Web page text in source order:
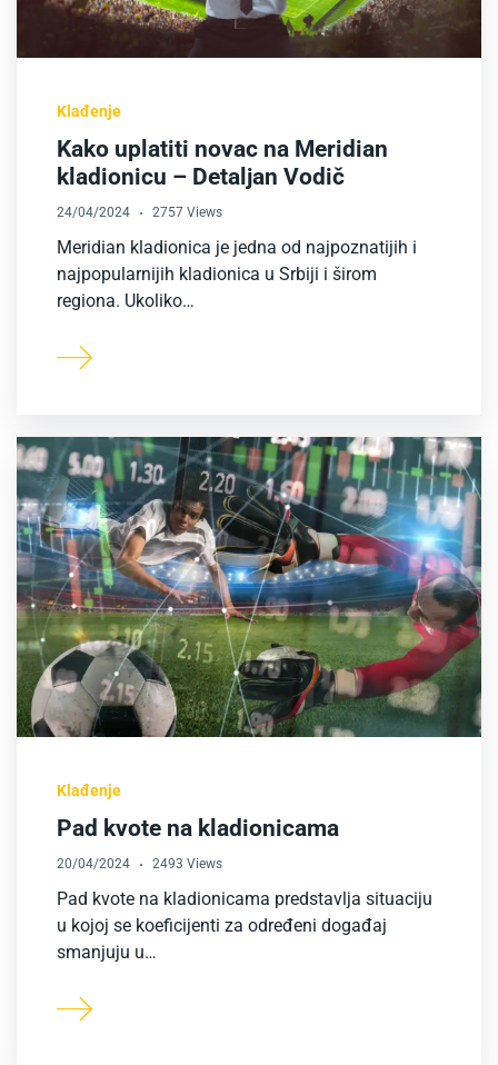
Klađenje
Kako uplatiti novac na Meridian
kladionicu – Detaljan Vodič
24/04/2024 2757 Views
Meridian kladionica je jedna od najpoznatijih i
najpopularnijih kladionica u Srbiji i širom
regiona. Ukoliko…
Klađenje
Pad kvote na kladionicama
20/04/2024 2493 Views
Pad kvote na kladionicama predstavlja situaciju
u kojoj se koeficijenti za određeni događaj
smanjuju u…